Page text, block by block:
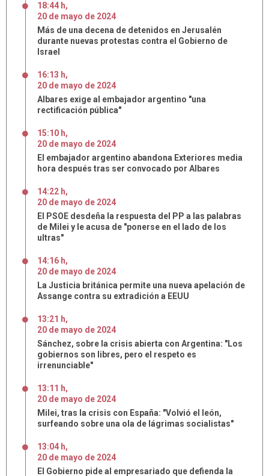
18:44 h,
20 de mayo de 2024
Más de una decena de detenidos en Jerusalén
durante nuevas protestas contra el Gobierno de
Israel
16:13 h,
20 de mayo de 2024
Albares exige al embajador argentino "una
rectificación pública"
15:10 h,
20 de mayo de 2024
El embajador argentino abandona Exteriores media
hora después tras ser convocado por Albares
14:22 h,
20 de mayo de 2024
El PSOE desdeña la respuesta del PP a las palabras
de Milei y le acusa de "ponerse en el lado de los
ultras"
14:16 h,
20 de mayo de 2024
La Justicia británica permite una nueva apelación de
Assange contra su extradición a EEUU
13:21 h,
20 de mayo de 2024
Sánchez, sobre la crisis abierta con Argentina: "Los
gobiernos son libres, pero el respeto es
irrenunciable"
13:11 h,
20 de mayo de 2024
Milei, tras la crisis con España: "Volvió el león,
surfeando sobre una ola de lágrimas socialistas"
13:04 h,
20 de mayo de 2024
El Gobierno pide al empresariado que defienda la